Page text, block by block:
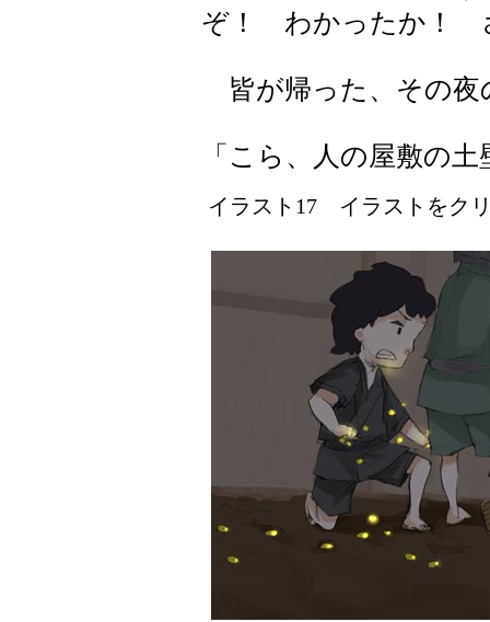
ぞ！ わかったか！
皆が帰った、その夜
「こら、人の屋敷の
イラスト17 イラストをク